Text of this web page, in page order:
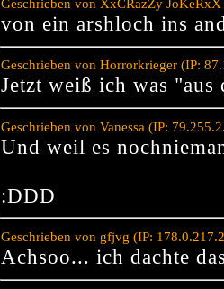
Geschrieben von XxCRazZy
von ein arshloch ins
Geschrieben von Horrorkrieger (IP:
Jetzt weiß ich was "aus
Geschrieben von Vanessa (IP:
Und weil es
:DDD
Geschrieben von gfjvg (IP:
Achsoo... ich dachte